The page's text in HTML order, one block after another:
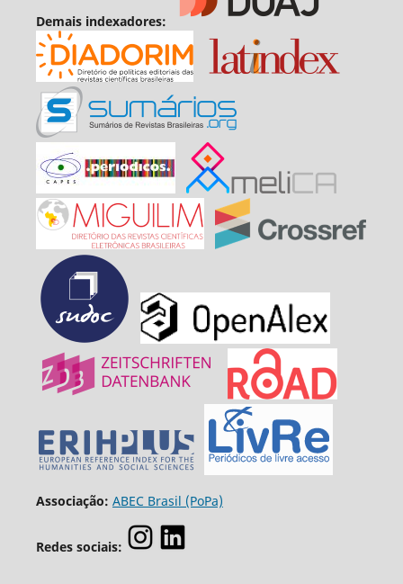
Demais indexadores:
Associação: ABEC Brasil (PoPa)
Redes sociais: